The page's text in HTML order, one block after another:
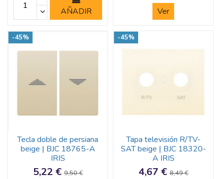
AÑADIR Ver
-45%
Tecla doble de persiana
beige | BJC 18765-A
IRIS
5,22 €9,50 €
-45%
Tapa televisión R/TV-
SAT beige | BJC 18320-
A IRIS
4,67 €8,49 €